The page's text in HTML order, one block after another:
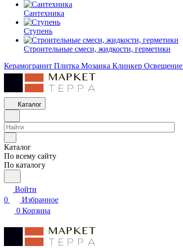
Сантехника
Ступень
Строительные смеси, жидкости, герметики
Керамогранит Плитка Мозаика Клинкер Освещение
Каталог
Каталог
По всему сайту
По каталогу
Войти
0
Избранное
0 Корзина